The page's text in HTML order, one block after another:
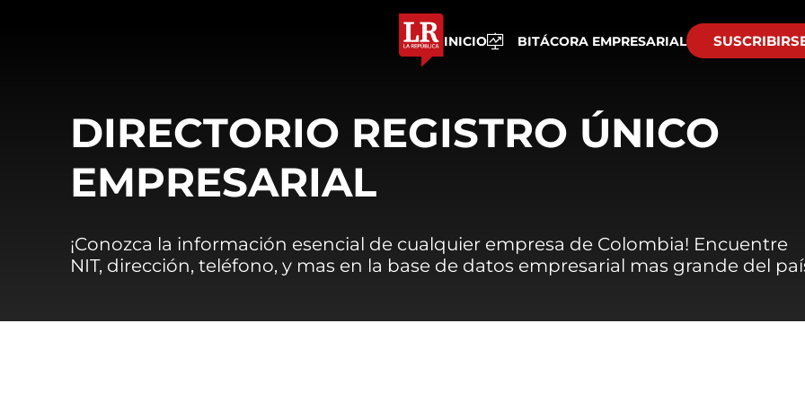
INICIO BITÁCORA EMPRESARIAL
DIRECTORIO REGISTRO ÚNICO
EMPRESARIAL
¡Conozca la información esencial de cualquier empresa de Colombia! Encuentre
NIT, dirección, teléfono, y mas en la base de datos empresarial mas grande del